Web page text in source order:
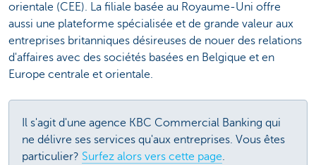
orientale (CEE). La filiale basée au Royaume-Uni offre
aussi une plateforme spécialisée et de grande valeur aux
entreprises britanniques désireuses de nouer des relations
d'affaires avec des sociétés basées en Belgique et en
Europe centrale et orientale.
Il s'agit d'une agence KBC Commercial Banking qui
ne délivre ses services qu'aux entreprises. Vous êtes
particulier? Surfez alors vers cette page.